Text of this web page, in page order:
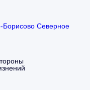
Борисово Северное